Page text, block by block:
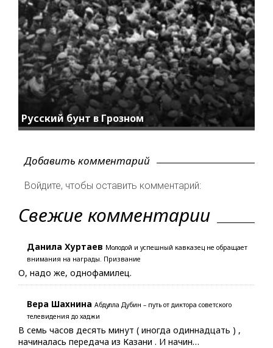
Русский бунт в Грозном
Добавить комментарий
Войдите, чтобы оставить комментарий:
Свежие комментарии
Данила Хуртаев Молодой и успешный кавказец не обращает
внимания на награды. Призвание
О, надо же, однофамилец.
Вера Шахнина Абдулла Дубин – путь от диктора советского
телевидения до хаджи
В семь часов десять минут ( иногда одиннадцать ) ,
начиналась передача из Казани . И начин…